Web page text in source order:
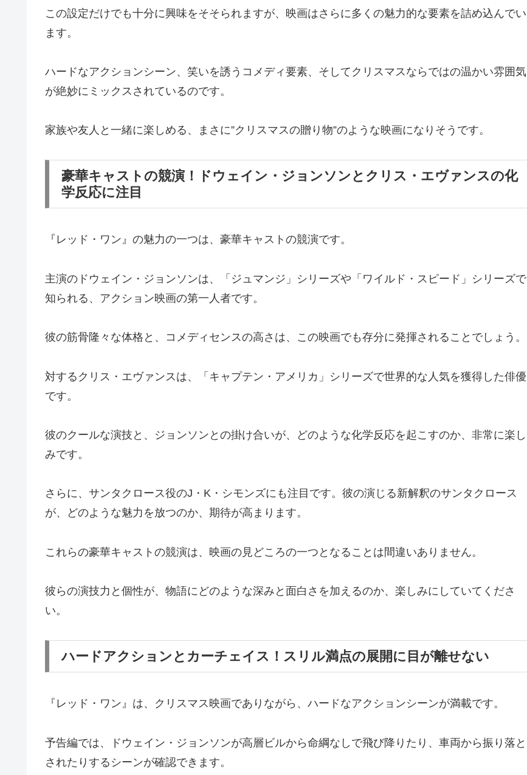
この設定だけでも十分に興味をそそられますが、映画はさらに多くの魅力的な要素を詰め込んでい
ます。
ハードなアクションシーン、笑いを誘うコメディ要素、そしてクリスマスならではの温かい雰囲気
が絶妙にミックスされているのです。
家族や友人と一緒に楽しめる、まさに”クリスマスの贈り物”のような映画になりそうです。
豪華キャストの競演！ドウェイン・ジョンソンとクリス・エヴァンスの化
学反応に注目
『レッド・ワン』の魅力の一つは、豪華キャストの競演です。
主演のドウェイン・ジョンソンは、「ジュマンジ」シリーズや「ワイルド・スピード」シリーズで
知られる、アクション映画の第一人者です。
彼の筋骨隆々な体格と、コメディセンスの高さは、この映画でも存分に発揮されることでしょう。
対するクリス・エヴァンスは、「キャプテン・アメリカ」シリーズで世界的な人気を獲得した俳優
です。
彼のクールな演技と、ジョンソンとの掛け合いが、どのような化学反応を起こすのか、非常に楽し
みです。
さらに、サンタクロース役のJ・K・シモンズにも注目です。彼の演じる新解釈のサンタクロース
が、どのような魅力を放つのか、期待が高まります。
これらの豪華キャストの競演は、映画の見どころの一つとなることは間違いありません。
彼らの演技力と個性が、物語にどのような深みと面白さを加えるのか、楽しみにしていてくださ
い。
ハードアクションとカーチェイス！スリル満点の展開に目が離せない
『レッド・ワン』は、クリスマス映画でありながら、ハードなアクションシーンが満載です。
予告編では、ドウェイン・ジョンソンが高層ビルから命綱なしで飛び降りたり、車両から振り落と
されたりするシーンが確認できます。